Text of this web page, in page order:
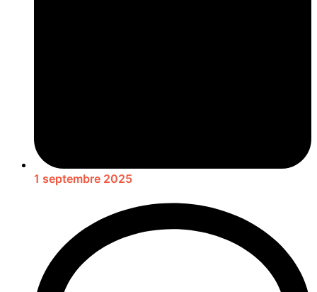
1 septembre 2025